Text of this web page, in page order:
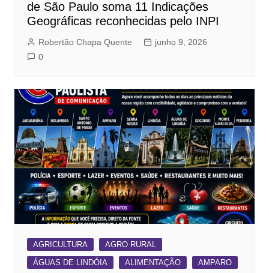
de São Paulo soma 11 Indicações
Geográficas reconhecidas pelo INPI
Robertão Chapa Quente
junho 9, 2026
0
AGRICULTURA
AGRO RURAL
ÁGUAS DE LINDÓIA
ALIMENTAÇÃO
AMPARO